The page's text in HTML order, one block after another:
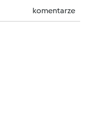
komentarze